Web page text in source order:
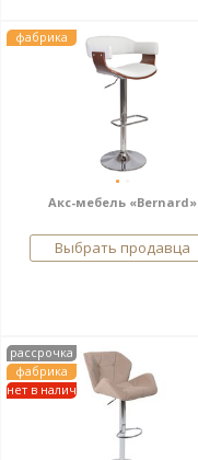
фабрика
Акс-мебель «Bernard»
Выбрать продавца
рассрочка
фабрика
нет в налич